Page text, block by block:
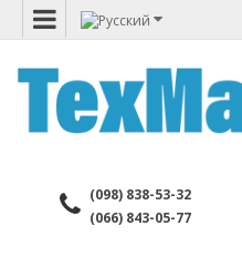
(098) 838-53-32
(066) 843-05-77